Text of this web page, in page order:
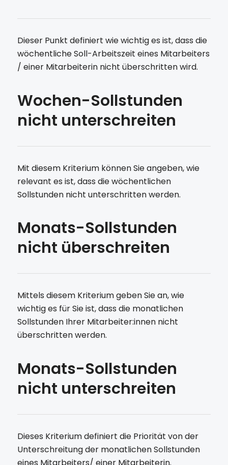
Dieser Punkt definiert wie wichtig es ist, dass die
wöchentliche Soll-Arbeitszeit eines Mitarbeiters
/ einer Mitarbeiterin nicht überschritten wird.
Wochen-Sollstunden
nicht unterschreiten
Mit diesem Kriterium können Sie angeben, wie
relevant es ist, dass die wöchentlichen
Sollstunden nicht unterschritten werden.
Monats-Sollstunden
nicht überschreiten
Mittels diesem Kriterium geben Sie an, wie
wichtig es für Sie ist, dass die monatlichen
Sollstunden Ihrer Mitarbeiter:innen nicht
überschritten werden.
Monats-Sollstunden
nicht unterschreiten
Dieses Kriterium definiert die Priorität von der
Unterschreitung der monatlichen Sollstunden
eines Mitarbeiters/ einer Mitarbeiterin.